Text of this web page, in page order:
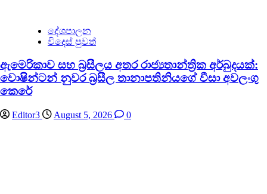
දේශපාලන
විදෙස් පුවත්
ඇමෙරිකාව සහ බ්‍රසීලය අතර රාජ්‍යතාන්ත්‍රික අර්බුදයක්:
වොෂින්ටන් නුවර බ්‍රසීල තානාපතිනියගේ වීසා අවලංගු
කෙරේ
Editor3 August 5, 2026 0